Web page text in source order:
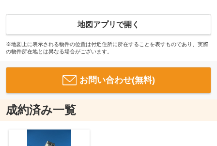
地図アプリで開く
※地図上に表示される物件の位置は付近住所に所在することを表すものであり、実際
の物件所在地とは異なる場合がございます。
お問い合わせ(無料)
成約済み一覧